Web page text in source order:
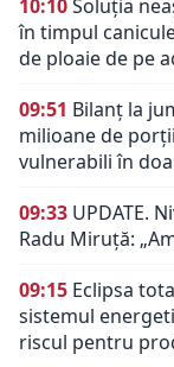
10:10Soluția
în timpul
de ploaie de pe
09:51 Bilanț la
milioane de
vulnerabili în
09:33 UPDATE.
Radu Miruță:
09:15 Eclipsa
sistemul
riscul pentru